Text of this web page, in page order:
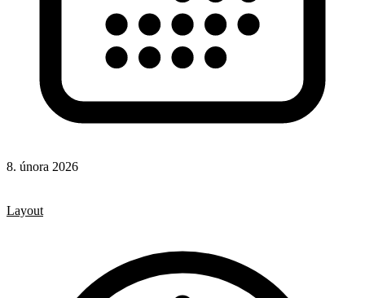
8. února 2026
Layout